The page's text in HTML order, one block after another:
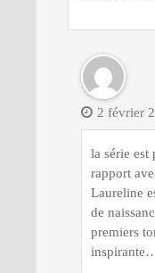
2 février
la série est
rapport
Laureline
de
premiers